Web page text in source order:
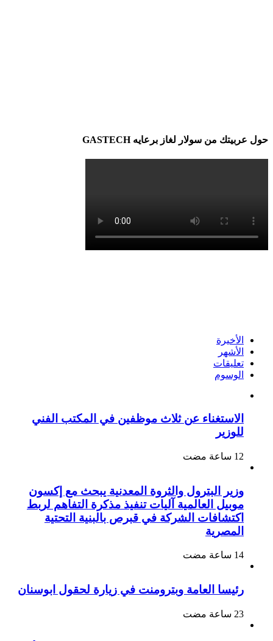
حول عربيتك من سولار لغاز برعايه GASTECH
الأخيرة
الأشهر
تعليقات
الوسوم
الاستغناء عن ثلاث موظفين في المكتب الفني
للوزير
وزير البترول والثروة المعدنية يبحث مع إكسون
موبيل العالمية آليات تنفيذ مذكرة التفاهم لربط
اكتشافات الشركة في قبرص بالبنية التحتية
المصرية
رئيسا العامة وبترومنت في زيارة لحقول ابوسنان